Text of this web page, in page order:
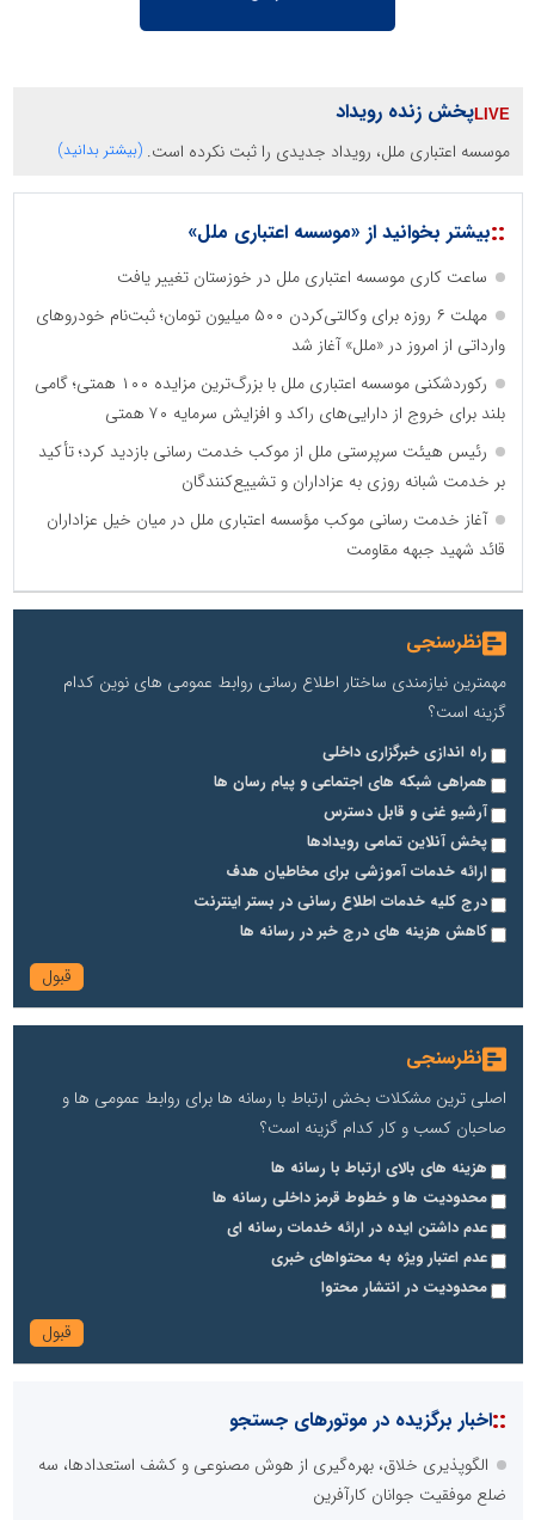
پخش زنده رویداد
موسسه اعتباری ملل، رویداد جدیدی را ثبت نکرده است. (بیشتر بدانید)
::بیشتر بخوانید از «موسسه اعتباری ملل»
ساعت کاری موسسه اعتباری ملل در خوزستان تغییر یافت
مهلت ۶ روزه برای وکالتی‌کردن ۵۰۰ میلیون تومان؛ ثبت‌نام خودروهای
وارداتی از امروز در «ملل» آغاز شد
رکوردشکنی موسسه اعتباری ملل با بزرگ‌ترین مزایده ۱۰۰ همتی؛ گامی
بلند برای خروج از دارایی‌های راکد و افزایش سرمایه ۷۰ همتی
رئیس هیئت سرپرستی ملل از موکب خدمت رسانی بازدید کرد؛ تأکید
بر خدمت شبانه روزی به عزاداران و تشییع‌کنندگان
آغاز خدمت رسانی موکب مؤسسه اعتباری ملل در میان خیل عزاداران
قائد شهید جبهه مقاومت
نظرسنجی
مهمترین نیازمندی ساختار اطلاع رسانی روابط عمومی های نوین کدام
گزینه است؟
راه اندازی خبرگزاری داخلی
همراهی شبکه های اجتماعی و پیام رسان ها
آرشیو غنی و قابل دسترس
پخش آنلاین تمامی رویدادها
ارائه خدمات آموزشی برای مخاطیان هدف
درج کلیه خدمات اطلاع رسانی در بستر اینترنت
کاهش هزینه های درج خبر در رسانه ها
نظرسنجی
اصلی ترین مشکلات بخش ارتباط با رسانه ها برای روابط عمومی ها و
صاحبان کسب و کار کدام گزینه است؟
هزینه های بالای ارتباط با رسانه ها
محدودیت ها و خطوط قرمز داخلی رسانه ها
عدم داشتن ایده در ارائه خدمات رسانه ای
عدم اعتبار ویژه به محتواهای خبری
محدودیت در انتشار محتوا
::اخبار برگزیده در موتورهای جستجو
الگوپذیری خلاق، بهره‌گیری از هوش مصنوعی و کشف استعدادها، سه
ضلع موفقیت جوانان کارآفرین